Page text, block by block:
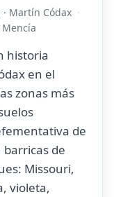
· Martín Códax
Mencía
historia
en el
zonas más
de
barricas de
Missouri,
violeta,